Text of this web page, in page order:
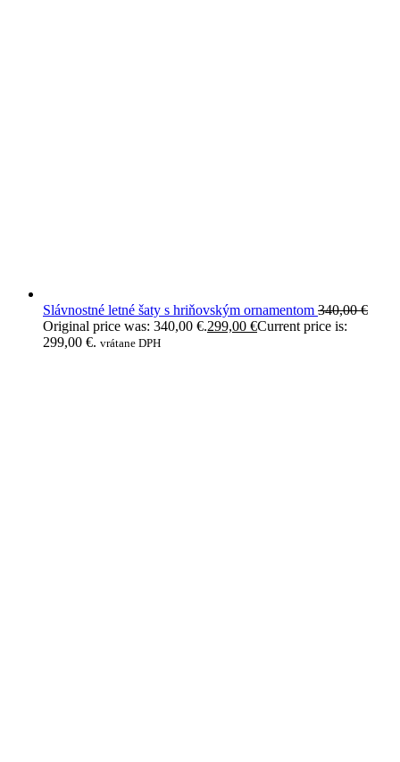
Slávnostné letné šaty s hriňovským ornamentom 340,00€
Original price was: 340,00 €.299,00 €Current price is:
299,00 €. vrátane DPH